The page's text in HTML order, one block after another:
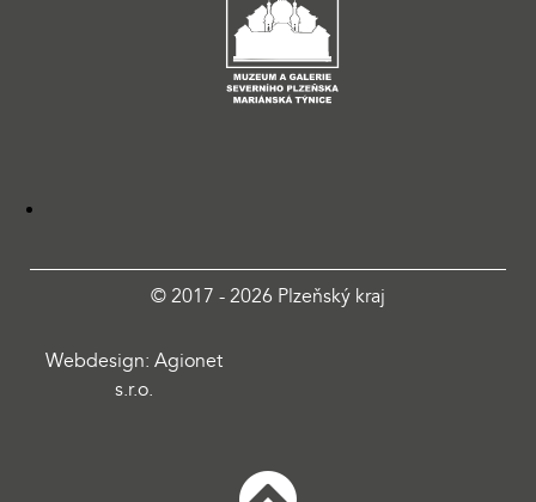
© 2017 - 2026 Plzeňský kraj
Webdesign: Agionet
s.r.o.